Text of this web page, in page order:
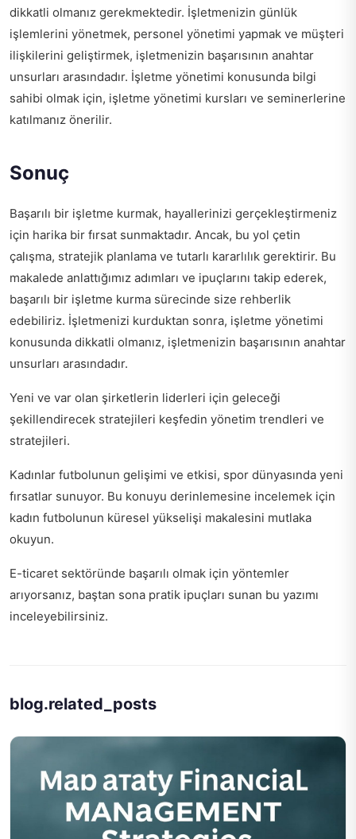
dikkatli olmanız gerekmektedir. İşletmenizin günlük
işlemlerini yönetmek, personel yönetimi yapmak ve müşteri
ilişkilerini geliştirmek, işletmenizin başarısının anahtar
unsurları arasındadır. İşletme yönetimi konusunda bilgi
sahibi olmak için, işletme yönetimi kursları ve seminerlerine
katılmanız önerilir.
Sonuç
Başarılı bir işletme kurmak, hayallerinizi gerçekleştirmeniz
için harika bir fırsat sunmaktadır. Ancak, bu yol çetin
çalışma, stratejik planlama ve tutarlı kararlılık gerektirir. Bu
makalede anlattığımız adımları ve ipuçlarını takip ederek,
başarılı bir işletme kurma sürecinde size rehberlik
edebiliriz. İşletmenizi kurduktan sonra, işletme yönetimi
konusunda dikkatli olmanız, işletmenizin başarısının anahtar
unsurları arasındadır.
Yeni ve var olan şirketlerin liderleri için geleceği
şekillendirecek stratejileri keşfedin yönetim trendleri ve
stratejileri.
Kadınlar futbolunun gelişimi ve etkisi, spor dünyasında yeni
fırsatlar sunuyor. Bu konuyu derinlemesine incelemek için
kadın futbolunun küresel yükselişi makalesini mutlaka
okuyun.
E-ticaret sektöründe başarılı olmak için yöntemler
arıyorsanız, baştan sona pratik ipuçları sunan bu yazımı
inceleyebilirsiniz.
blog.related_posts